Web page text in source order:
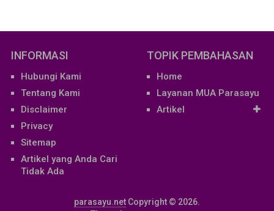
INFORMASI
Hubungi Kami
Tentang Kami
Disclaimer
Privacy
Sitemap
Artikel yang Anda Cari
Tidak Ada
TOPIK PEMBAHASAN
Home
Layanan MUA Parasayu
Artikel
parasayu.netCopyright © 2026.